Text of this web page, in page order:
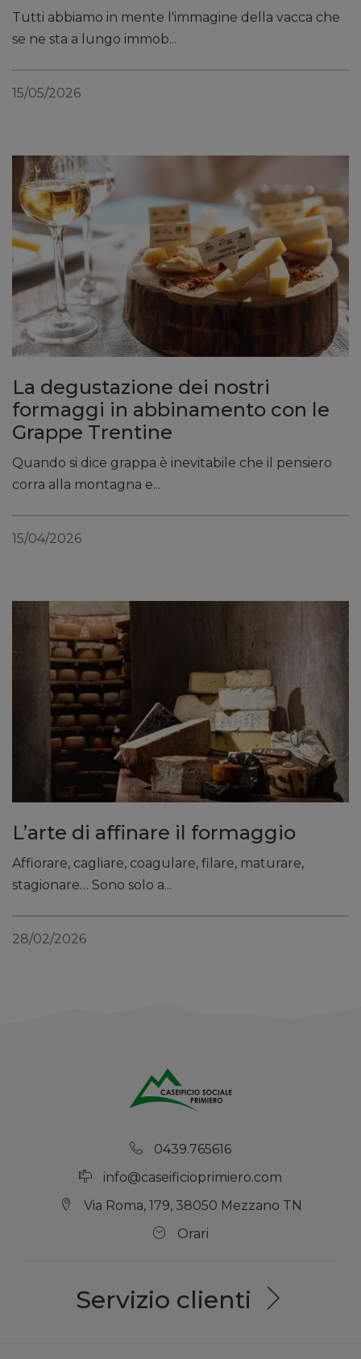
Tutti abbiamo in mente l'immagine della vacca che
se ne sta a lungo immob...
15/05/2026
La degustazione dei nostri
formaggi in abbinamento con le
Grappe Trentine
Quando si dice grappa è inevitabile che il pensiero
corra alla montagna e...
15/04/2026
L’arte di affinare il formaggio
Affiorare, cagliare, coagulare, filare, maturare,
stagionare… Sono solo a...
28/02/2026
0439.765616
info@caseificioprimiero.com
Via Roma, 179, 38050 Mezzano TN
Orari
Servizio clienti